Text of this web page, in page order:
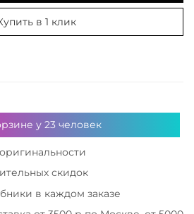
в 1 клик
у 23 человек
скидок
в каждом заказе